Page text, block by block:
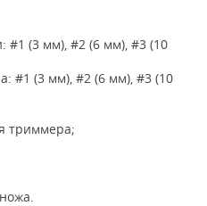
#1 (3 мм), #2 (6 мм), #3 (10
#1 (3 мм), #2 (6 мм), #3 (10
триммера;